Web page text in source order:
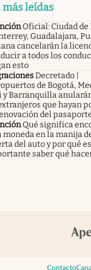
más leídas
Oficial: Ciudad de
Guadalajara,
cancelarán la
a todos los
esto
Decretado |
de Bogotá,
y Barranquilla
que hayan
del
Qué significa
moneda en la manija
del auto y por qué es
saber qué
Contacto